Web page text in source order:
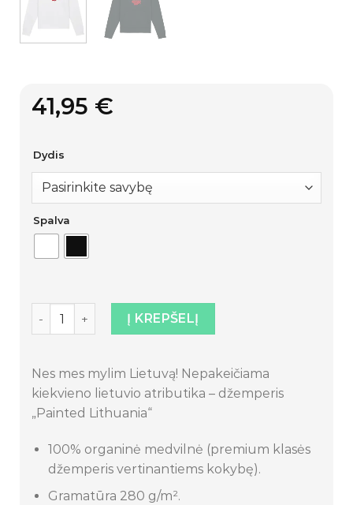
41,95 €
Dydis
Spalva
produkto kiekis: Džemperis „Painted Lithuania“
Į KREPŠELĮ
Nes mes mylim Lietuvą! Nepakeičiama
kiekvieno lietuvio atributika – džemperis
„Painted Lithuania“
100% organinė medvilnė (premium klasės
džemperis vertinantiems kokybę).
Gramatūra 280 g/m².